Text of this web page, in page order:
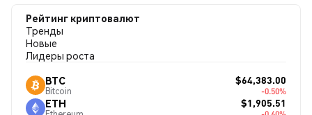
Рейтинг криптовалют
Тренды
Новые
Лидеры роста
BTC
Bitcoin
$64,383.00
-0.50%
ETH $1,905.51